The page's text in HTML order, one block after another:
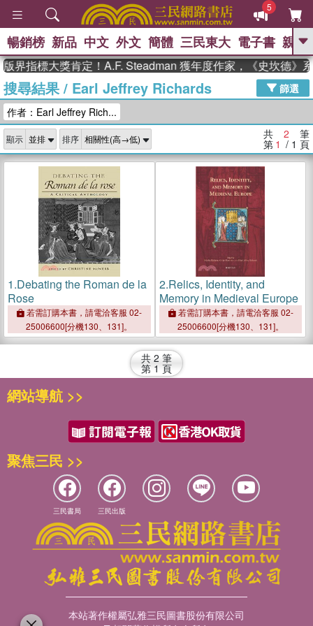
5
GO
熱搜： 東野圭吾 、 高希均教授回憶錄
、 The Odyssey 、 父親節 、 如果歷
獎 臺灣漫遊錄 、 方念華 、 台灣的李
登輝時代
數學女孩：黎曼猜想 、
偉大的迷走神經
暢銷榜 新品 中文 外文 簡體 三民東大 電子書 親子
界指標大獎肯定！A.F. Steadman 獲年度作家，《史坎德》
搜尋結果/ Earl Jeffrey Richards
篩選
作者：Earl Jeffrey Rich...
顯示 排序 共 2 筆
第 1 / 1 頁
1.Debating the Roman de la
Rose
若需訂購本書，請電洽客服 02-
25006600[分機130、131]。
2.Relics, Identity, and
Memory in Medieval Europe
若需訂購本書，請電洽客服 02-
25006600[分機130、131]。
共 2 筆
第 1 頁
網站導航 >>
聚焦三民 >>
三民書局 三民出版
本站著作權屬弘雅三民圖書股份有限公司